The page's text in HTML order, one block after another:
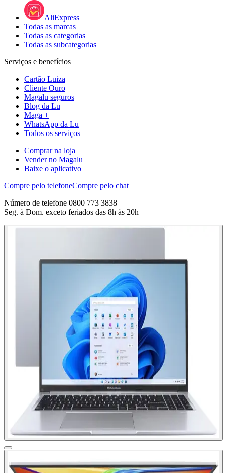
AliExpress
Todas as marcas
Todas as categorias
Todas as subcategorias
Serviços e benefícios
Cartão Luiza
Cliente Ouro
Magalu seguros
Blog da Lu
Maga +
WhatsApp da Lu
Todos os serviços
Comprar na loja
Vender no Magalu
Baixe o aplicativo
Compre pelo telefoneCompre pelo chat
Número de telefone 0800 773 3838
Seg. à Dom. exceto feriados das 8h às 20h